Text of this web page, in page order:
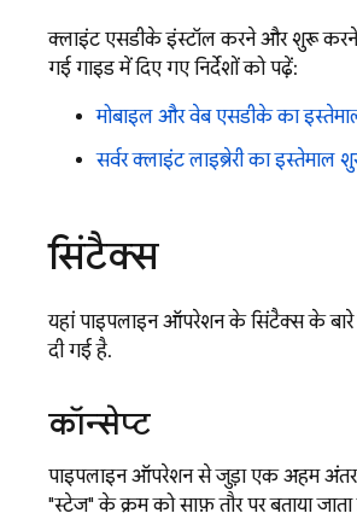
क्लाइंट एसडीके इंस्टॉल करने और शुरू करने
गई गाइड में दिए गए निर्देशों को पढ़ें:
मोबाइल और वेब एसडीके का
सर्वर क्लाइंट लाइब्रेरी का इस्तेमाल
सिंटैक्स
यहां पाइपलाइन ऑपरेशन के सिंटैक्स के बारे
दी गई है.
कॉन्सेप्ट
पाइपलाइन ऑपरेशन से जुड़ा एक अहम
"स्टेज" के क्रम को साफ़ तौर पर बताया